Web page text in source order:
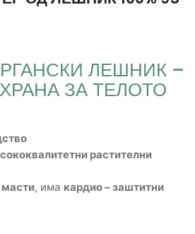
ЛЕШНИК –
ЗА ТЕЛОТО
растителни
масти, има кардио–заштитни